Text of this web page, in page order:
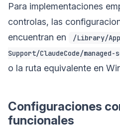
Para implementaciones
controlas, las
encuentran en
/Library/
Support/ClaudeCode/
o la ruta equivalente en
Configuraciones
funcionales